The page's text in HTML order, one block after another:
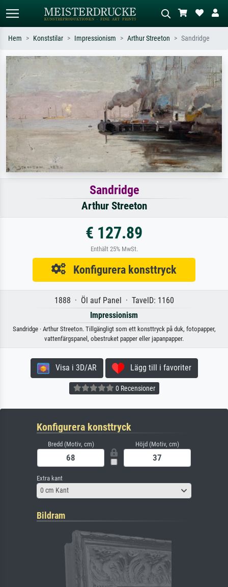
Standardsök AI-bildsökning
Sök efter konstnär, titel eller stil –
t.ex. Monet, Stjärnenatt,
impressionism, Hokusai-våg, naken.
Beskriv scenen – t.ex. grön äng,
abstrakt med mycket rött, mörk
oljemålning, stående naken bredvid ett
träd.
Hem Konststilar Impressionism Arthur Streeton Sandridge
Sandridge
Arthur Streeton
€ 127.89
Enthält 25% MwSt.
Konfigurera konsttryck
1888 · Öl auf Panel · TavelD: 1160
Impressionism
Sandridge · Arthur Streeton. Tillgängligt som ett konsttryck på duk, fotopapper,
vattenfärgspanel, obestruket papper eller japanpapper.
Visa i 3D/AR Lägg till i favoriter
0 Recensioner
Konfigurera konsttryck
Bredd (Motiv, cm) Höjd (Motiv, cm)
Extra kant
0 cm Kant
Bildram